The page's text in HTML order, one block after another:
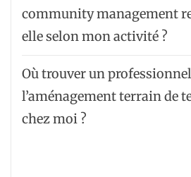
community management
elle selon mon activité ?
Où trouver un
l’aménagement terrain de
chez moi ?